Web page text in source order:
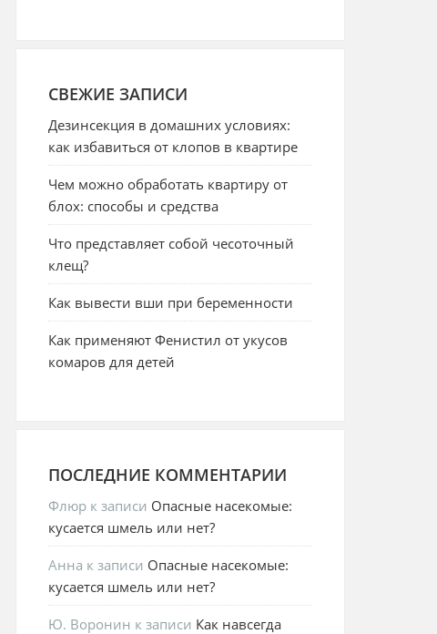
СВЕЖИЕ ЗАПИСИ
Дезинсекция в домашних условиях:
как избавиться от клопов в квартире
Чем можно обработать квартиру от
блох: способы и средства
Что представляет собой чесоточный
клещ?
Как вывести вши при беременности
Как применяют Фенистил от укусов
комаров для детей
ПОСЛЕДНИЕ КОММЕНТАРИИ
Флюр к записи Опасные насекомые:
кусается шмель или нет?
Анна к записи Опасные насекомые:
кусается шмель или нет?
Ю. Воронин к записи Как навсегда